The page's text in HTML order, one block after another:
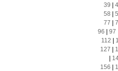
39
58
77
96
97
112
127
156